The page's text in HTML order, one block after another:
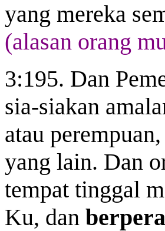
yang mereka
(alasan orang
3:195. Dan
sia-siakan
atau
yang lain. Dan
tempat tinggal
Ku, dan